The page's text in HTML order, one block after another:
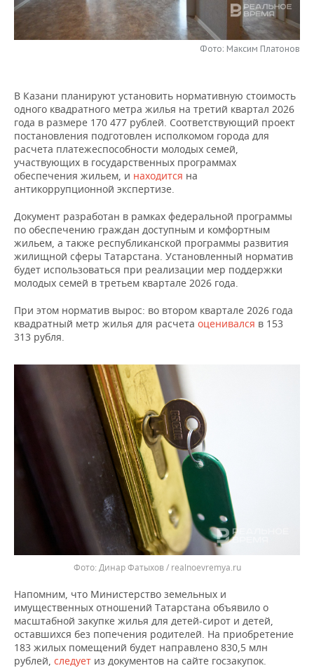
ТЕЛЕКОММУНИКАЦИИ
БИЗНЕС-БРАНЧИ
ВОЛЕЙБОЛ
КИБЕРСПОРТ
ФИГУРНОЕ КАТАНИЕ
ХОККЕЙ С МЯЧОМ
НОВОСТИ ОБЩЕСТВА
ИСТОРИЯ
КУЛЬТУРА
МЕДИЦИНА
ПРОИСШЕСТВИЯ
ФОТОГАЛЕРЕЯ
СПИСОК ПЕРСОН
СПИСОК КОМПАНИЙ
ПОЛНАЯ ВЕРСИЯ
Фото: Максим Платонов
В Казани планируют установить нормативную стоимость
одного квадратного метра жилья на третий квартал 2026
года в размере 170 477 рублей. Соответствующий проект
постановления подготовлен исполкомом города для
расчета платежеспособности молодых семей,
участвующих в государственных программах
обеспечения жильем, и находится на
антикоррупционной экспертизе.
Документ разработан в рамках федеральной программы
по обеспечению граждан доступным и комфортным
жильем, а также республиканской программы развития
жилищной сферы Татарстана. Установленный норматив
будет использоваться при реализации мер поддержки
молодых семей в третьем квартале 2026 года.
При этом норматив вырос: во втором квартале 2026 года
квадратный метр жилья для расчета оценивался в 153
313 рубля.
Динар Фатыхов / realnoevremya.ru
Напомним, что Министерство земельных и
имущественных отношений Татарстана объявило о
масштабной закупке жилья для детей-сирот и детей,
оставшихся без попечения родителей. На приобретение
183 жилых помещений будет направлено 830,5 млн
рублей, следует из документов на сайте госзакупок.